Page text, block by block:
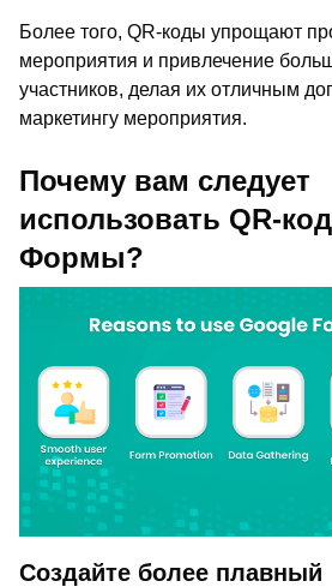
Более того, QR-коды упрощают
мероприятия и привлечение
участников, делая их отличным
маркетингу мероприятия.
Почему вам следует
использовать QR-
Формы?
Создайте более плавный